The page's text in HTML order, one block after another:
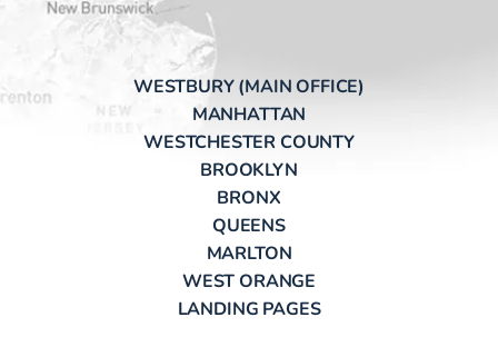
WESTBURY (MAIN OFFICE)
MANHATTAN
WESTCHESTER COUNTY
BROOKLYN
BRONX
QUEENS
MARLTON
WEST ORANGE
LANDING PAGES